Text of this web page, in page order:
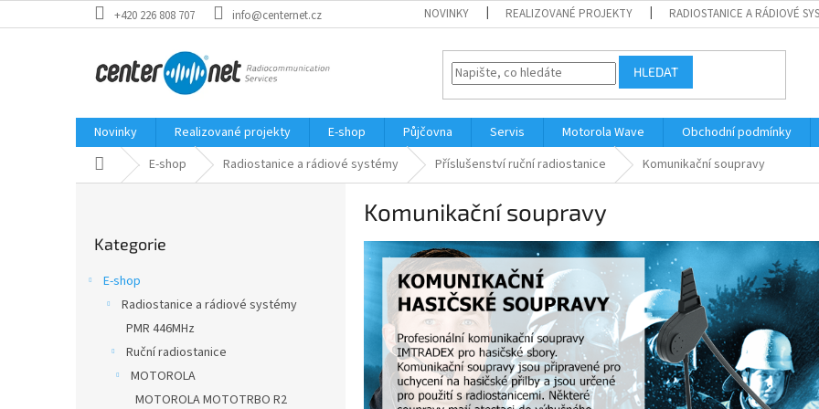
na
+420 226 808 707 info@centernet.cz NOVINKY REALIZOVANÉ PROJEKTY RADIOSTANICE A RÁDIOVÉ
HLEDAT
Novinky Realizované projekty E-shop Půjčovna Servis Motorola Wave Obchodní podmínky
Domů E-shop Radiostanice a rádiové systémy Příslušenství ruční radiostanice Komunikační soupravy
kategorie
Kategorie
E-shop
Radiostanice a rádiové systémy
PMR 446MHz
Ruční radiostanice
MOTOROLA
MOTOROLA MOTOTRBO R2
Komunikační soupravy